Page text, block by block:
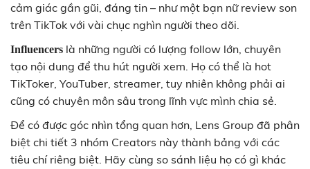
cảm giác gần gũi, đáng tin – như một bạn nữ review son
trên TikTok với vài chục nghìn người theo dõi.
Influencers là những người có lượng follow lớn, chuyên
tạo nội dung để thu hút người xem. Họ có thể là hot
TikToker, YouTuber, streamer, tuy nhiên không phải ai
cũng có chuyên môn sâu trong lĩnh vực mình chia sẻ.
Để có được góc nhìn tổng quan hơn, Lens Group đã phân
biệt chi tiết 3 nhóm Creators này thành bảng với các
tiêu chí riêng biệt. Hãy cùng so sánh liệu họ có gì khác